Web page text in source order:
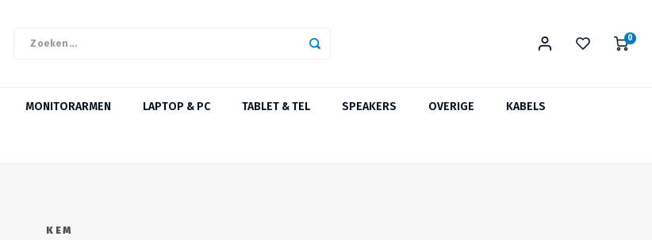
0
MONITORARMEN LAPTOP & PC TABLET & TEL SPEAKERS OVERIGE KABELS
KEM